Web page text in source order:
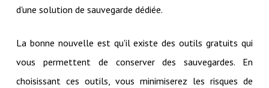
d'une solution de sauvegarde dédiée.
La bonne nouvelle est qu'il existe des outils gratuits qui
vous permettent de conserver des sauvegardes. En
choisissant ces outils, vous minimiserez les risques de